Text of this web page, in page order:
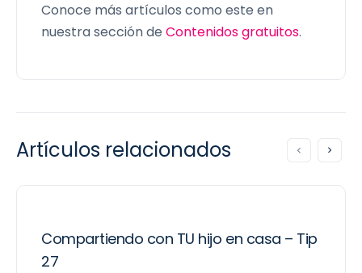
Conoce más artículos como este en
nuestra sección de Contenidos gratuitos.
Artículos relacionados
Compartiendo con TU hijo en casa – Tip
27